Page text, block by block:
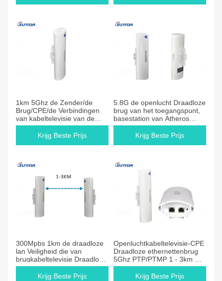
1km 5Ghz de Zender/de
Brug/CPE/de Verbindingen
van kabeltelevisie van de
Draadloze ethernettenbrug
Krijg Beste Prijs
5.8G de openlucht Draadloze
brug van het toegangspunt,
basestation van Atheros
AR9344 tot -100dBm
Krijg Beste Prijs
300Mpbs 1km de draadloze
lan Veiligheid die van
brugkabeltelevisie Draadloze
Verbindingen controleren
Krijg Beste Prijs
Openluchtkabeltelevisie-CPE
Draadloze ethernettenbrug
5Ghz PTP/PTMP 1 - 3km Op
korte termijn
Krijg Beste Prijs